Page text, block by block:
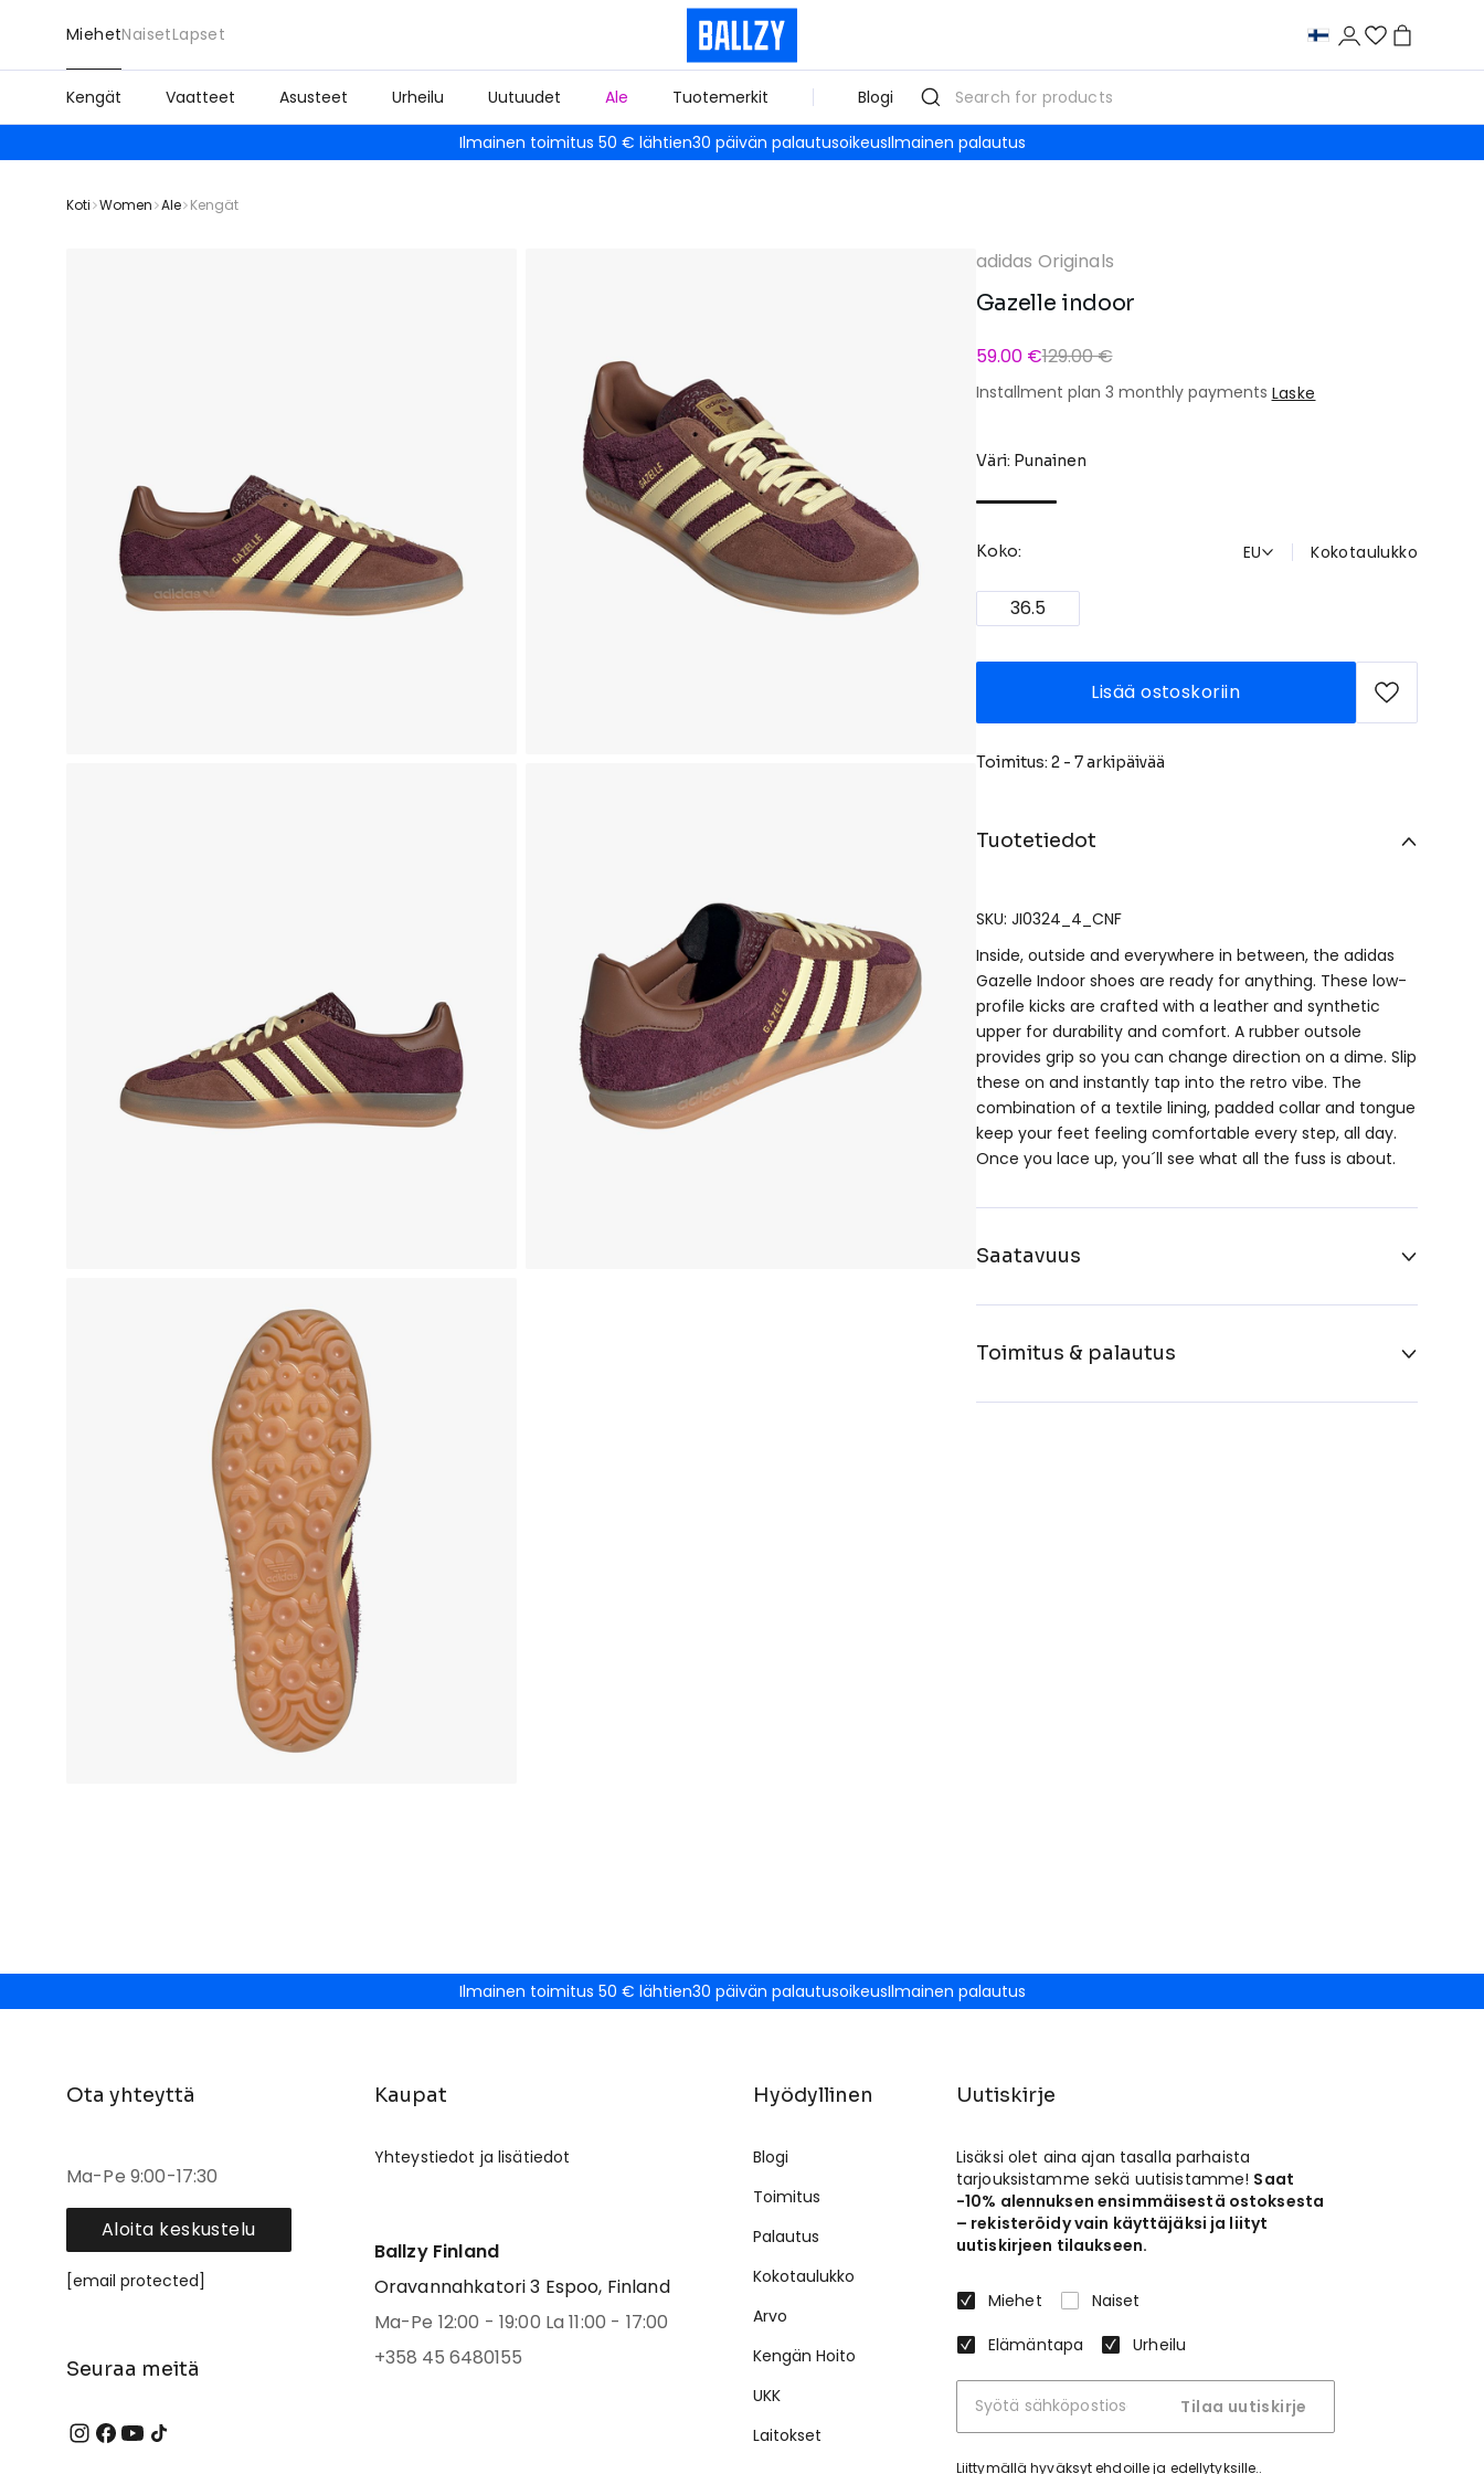
MiehetNaisetLapset
Kengät Vaatteet Asusteet Urheilu Uutuudet Ale Tuotemerkit Blogi
Ilmainen toimitus 50 € lähtien30 päivän palautusoikeusIlmainen palautus
Koti Women Ale Kengät
adidas Originals
Gazelle indoor
59.00 €129.00 €
Installment plan 3 monthly payments Laske
Väri: Punainen
Koko: EU Kokotaulukko
36.5
Lisää ostoskoriin
Toimitus: 2 - 7 arkipäivää
Tuotetiedot
SKU: JI0324_4_CNF
Inside, outside and everywhere in between, the adidas
Gazelle Indoor shoes are ready for anything. These low-
profile kicks are crafted with a leather and synthetic
upper for durability and comfort. A rubber outsole
provides grip so you can change direction on a dime. Slip
these on and instantly tap into the retro vibe. The
combination of a textile lining, padded collar and tongue
keep your feet feeling comfortable every step, all day.
Once you lace up, you´ll see what all the fuss is about.
Saatavuus
Toimitus & palautus
Ilmainen toimitus 50 € lähtien30 päivän palautusoikeusIlmainen palautus
Ota yhteyttä
Ma-Pe 9:00-17:30
Aloita keskustelu
[email protected]
Seuraa meitä
Kaupat
Yhteystiedot ja lisätiedot
Ballzy Finland
Oravannahkatori 3 Espoo, Finland
Ma-Pe 12:00 - 19:00 La 11:00 - 17:00
+358 45 6480155
Hyödyllinen
Blogi
Toimitus
Palautus
Kokotaulukko
Arvo
Kengän Hoito
UKK
Laitokset
Uutiskirje
Lisäksi olet aina ajan tasalla parhaista
tarjouksistamme sekä uutisistamme! Saat
-10% alennuksen ensimmäisestä ostoksesta
– rekisteröidy vain käyttäjäksi ja liityt
uutiskirjeen tilaukseen.
Miehet
Naiset
Elämäntapa
Urheilu
Tilaa uutiskirje
Liittymällä hyväksytehdoille ja edellytyksille..